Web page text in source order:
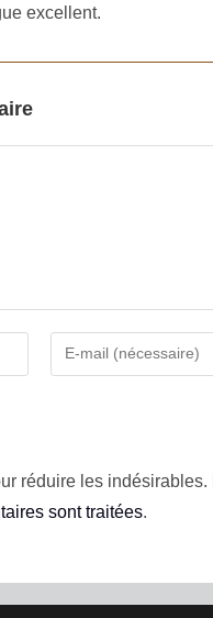
excellent.
réduire les indésirables.
sont traitées.